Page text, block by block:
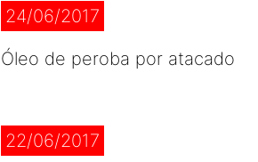
24/06/2017
Óleo de peroba por atacado
22/06/2017